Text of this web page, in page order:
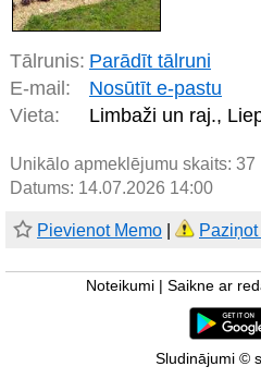
Tālrunis: Parādīt tālruni
E-mail:
Nosūtīt e-pastu
Vieta:
Limbaži un raj.,
Unikālo apmeklējumu skaits: 37
Datums: 14.07.2026 14:00
Pievienot Memo
Noteikumi Saikne ar
Sludinājumi ©